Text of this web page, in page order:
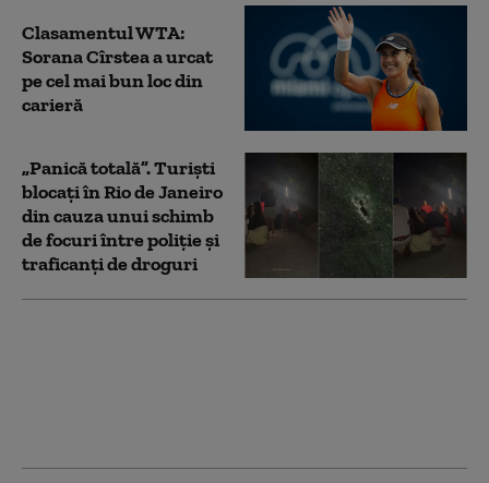
Clasamentul WTA:
Sorana Cîrstea a urcat
pe cel mai bun loc din
carieră
„Panică totală”. Turiști
blocați în Rio de Janeiro
din cauza unui schimb
de focuri între poliţie şi
traficanţi de droguri